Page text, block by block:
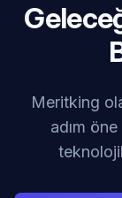
Meritking
adım